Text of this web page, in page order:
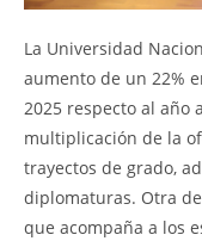
La Universidad
aumento de un 22%
2025 respecto al año
multiplicación de la
trayectos de grado,
diplomaturas. Otra de
que acompaña a los